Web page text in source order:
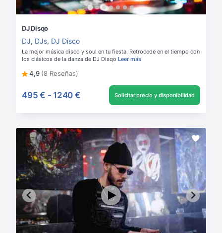
DJ Disqo
DJ, DJs, DJ Disco
La mejor música disco y soul en tu fiesta. Retrocede en el tiempo con
los clásicos de la danza de DJ Disqo Leer más
4,9 (8 Reseñas)
495 € - 1240 € Solicitar precio y disponibilidad